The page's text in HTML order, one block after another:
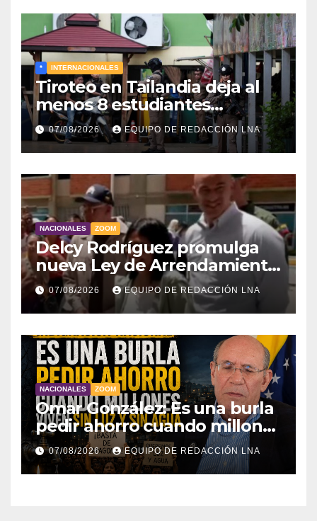
* INTERNACIONALES
Tiroteo en Tailandia deja al
menos 8 estudiantes
muertos y 30 heridos
07/08/2026 EQUIPO DE REDACCIÓN LNA
NACIONALES ZOOM
Delcy Rodríguez promulga
nueva Ley de Arrendamiento
para atender a familias
damnificadas
07/08/2026 EQUIPO DE REDACCIÓN LNA
NACIONALES ZOOM
Omar González: Es una burla
pedir ahorro cuando millones
viven sin luz y sin agua
07/08/2026 EQUIPO DE REDACCIÓN LNA